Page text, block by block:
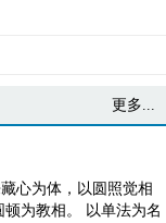
更多...
心为体，以圆照觉相
为教相。 以单法为名